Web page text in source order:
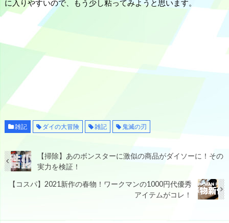
に入りやすいので、もう少し粘ってみようと思います。
雑記 ダイの大冒険 雑記 鬼滅の刃
【掃除】あのボンスターに激似の商品がダイソーに！その
実力を検証！
【コスパ】2021新作の春物！ワークマンの1000円代優秀
アイテムがコレ！